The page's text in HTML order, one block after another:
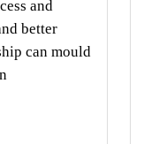
and
better
can mould